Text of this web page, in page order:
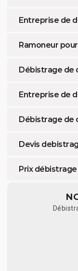
Entreprise de
Ramoneur
Débistrage de
Entreprise de
Débistrage de
Devis
Prix débistrage